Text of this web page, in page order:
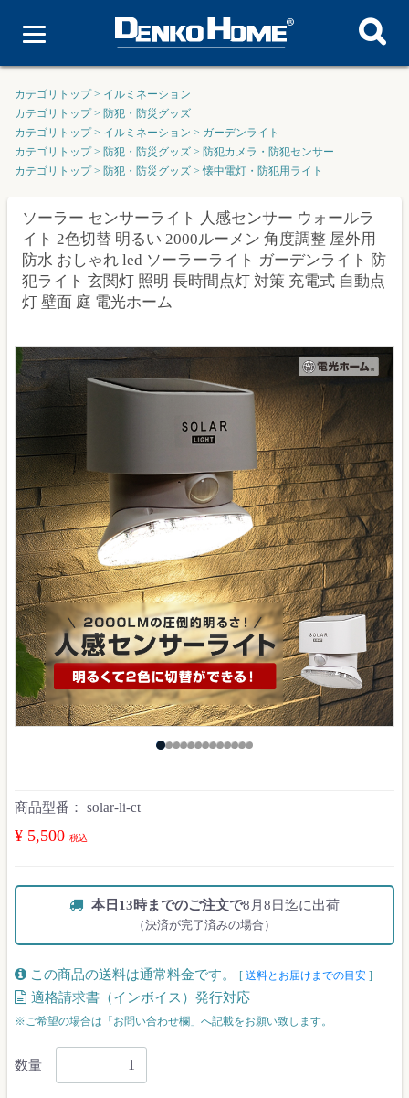
カテゴリトップ > イルミネーション
カテゴリトップ > 防犯・防災グッズ
カテゴリトップ > イルミネーション > ガーデンライト
カテゴリトップ > 防犯・防災グッズ > 防犯カメラ・防犯センサー
カテゴリトップ > 防犯・防災グッズ >懐中電灯・防犯用ライト
ソーラー センサーライト 人感センサー ウォールラ
イト 2色切替 明るい 2000ルーメン 角度調整 屋外用
防水 おしゃれ led ソーラーライト ガーデンライト 防
犯ライト 玄関灯 照明 長時間点灯 対策 充電式 自動点
灯 壁面 庭 電光ホーム
商品型番： solar-li-ct
¥ 5,500 税込
本日13時までのご注文で8月8日迄に出荷
（決済が完了済みの場合）
この商品の送料は通常料金です。 [ 送料とお届けまでの目安 ]
適格請求書（インボイス）発行対応
※ご希望の場合は「お問い合わせ欄」へ記載をお願い致します。
数量